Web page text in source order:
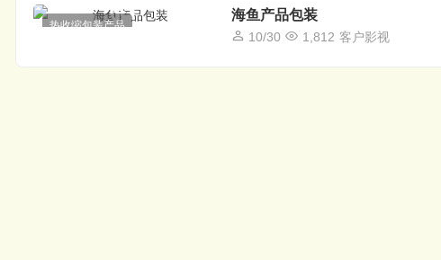
热收缩包装产品
海鱼产品包装
10/30 1,812 客户影视